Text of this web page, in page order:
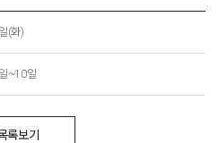
(화)
~10일
록보기